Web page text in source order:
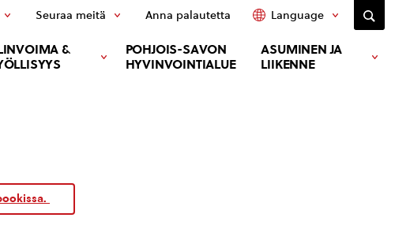
&
POHJOIS-SAVON
HYVINVOINTIALUE
ASUMINEN JA
LIIKENNE
Seuraa meitä Anna palautetta Language